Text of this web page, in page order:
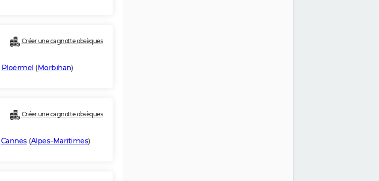
Créer une cagnotte obsèques
Ploërmel (Morbihan)
Créer une cagnotte obsèques
Cannes (Alpes-Maritimes)